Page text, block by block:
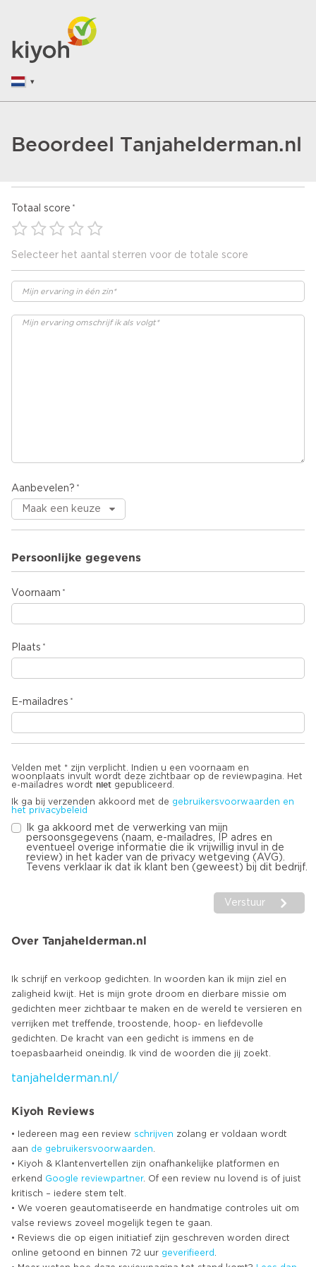
Beoordeel Tanjahelderman.nl
Totaal score
Selecteer het aantal sterren voor de totale score
Aanbevelen?
Persoonlijke gegevens
Voornaam
Plaats
E-mailadres
Velden met * zijn verplicht. Indien u een voornaam en
woonplaats invult wordt deze zichtbaar op de reviewpagina. Het
e-mailadres wordt niet gepubliceerd.
Ik ga bij verzenden akkoord met de gebruikersvoorwaarden en
het privacybeleid
Ik ga akkoord met de verwerking van mijn
persoonsgegevens (naam, e-mailadres, IP adres en
eventueel overige informatie die ik vrijwillig invul in de
review) in het kader van de privacy wetgeving (AVG).
Tevens verklaar ik dat ik klant ben (geweest) bij dit bedrijf.
Verstuur
Over Tanjahelderman.nl
Ik schrijf en verkoop gedichten. In woorden kan ik mijn ziel en
zaligheid kwijt. Het is mijn grote droom en dierbare missie om
gedichten meer zichtbaar te maken en de wereld te versieren en
verrijken met treffende, troostende, hoop- en liefdevolle
gedichten. De kracht van een gedicht is immens en de
tanjahelderman.nl/
Kiyoh Reviews
• Iedereen mag een review schrijven zolang er voldaan wordt
aan de gebruikersvoorwaarden
• Kiyoh & Klantenvertellen zijn onafhankelijke platformen en
erkend Google reviewpartner. Of een review nu lovend is of juist
kritisch – iedere stem telt.
• We voeren geautomatiseerde en handmatige controles uit om
valse reviews zoveel mogelijk tegen te gaan.
• Reviews die op eigen initiatief zijn geschreven worden direct
online getoond en binnen 72 uur geverifieerd